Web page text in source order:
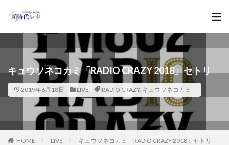
キュウソネコカミ「RADIO CRAZY 2018」セトリ
2019年6月18日 LIVE RADIO CRAZY, キュウソネコカミ
HOME LIVE キュウソネコカミ「RADIO CRAZY 2018」セトリ